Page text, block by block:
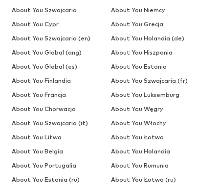
About You Szwajcaria
About You Niemcy
About You Cypr
About You Grecja
About You Szwajcaria (en)
About You Holandia (de)
About You Global (ang)
About You Hiszpania
About You Global (es)
About You Estonia
About You Finlandia
About You Szwajcaria (fr)
About You Francja
About You Luksemburg
About You Chorwacja
About You Węgry
About You Szwajcaria (it)
About You Włochy
About You Litwa
About You Łotwa
About You Belgia
About You Holandia
About You Portugalia
About You Rumunia
About You Estonia (ru)
About You Łotwa (ru)